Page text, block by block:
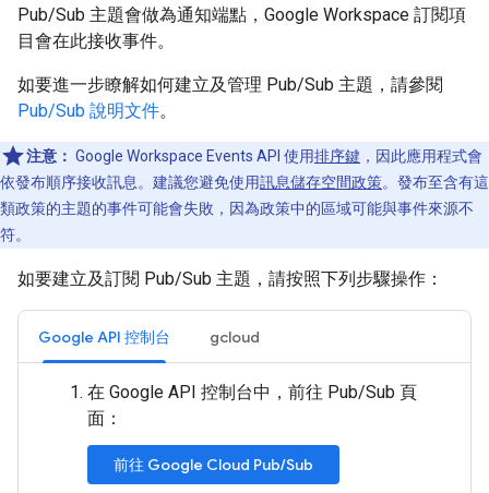
Pub/Sub 主題會做為通知端點，Google Workspace 訂閱項
目會在此接收事件。
如要進一步瞭解如何建立及管理 Pub/Sub 主題，請參閱
Pub/Sub 說明文件。
注意： Google Workspace Events API 使用排序鍵 ，因此應用程式會
依發布順序接收訊息。建議您避免使用訊息儲存空間政策。發布至含有這
類政策的主題的事件可能會失敗，因為政策中的區域可能與事件來源不
符。
如要建立及訂閱 Pub/Sub 主題，請按照下列步驟操作：
Google API 控制台 gcloud
在 Google API 控制台中，前往 Pub/Sub 頁
面：
前往 Google Cloud Pub/Sub